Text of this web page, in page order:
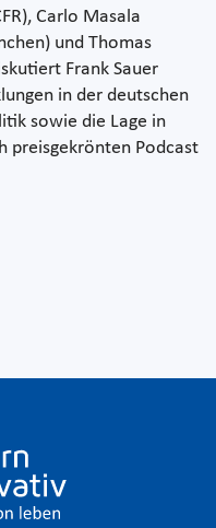
Carlo Masala
und Thomas
Frank Sauer
in der deutschen
sowie die Lage in
preisgekrönten Podcast